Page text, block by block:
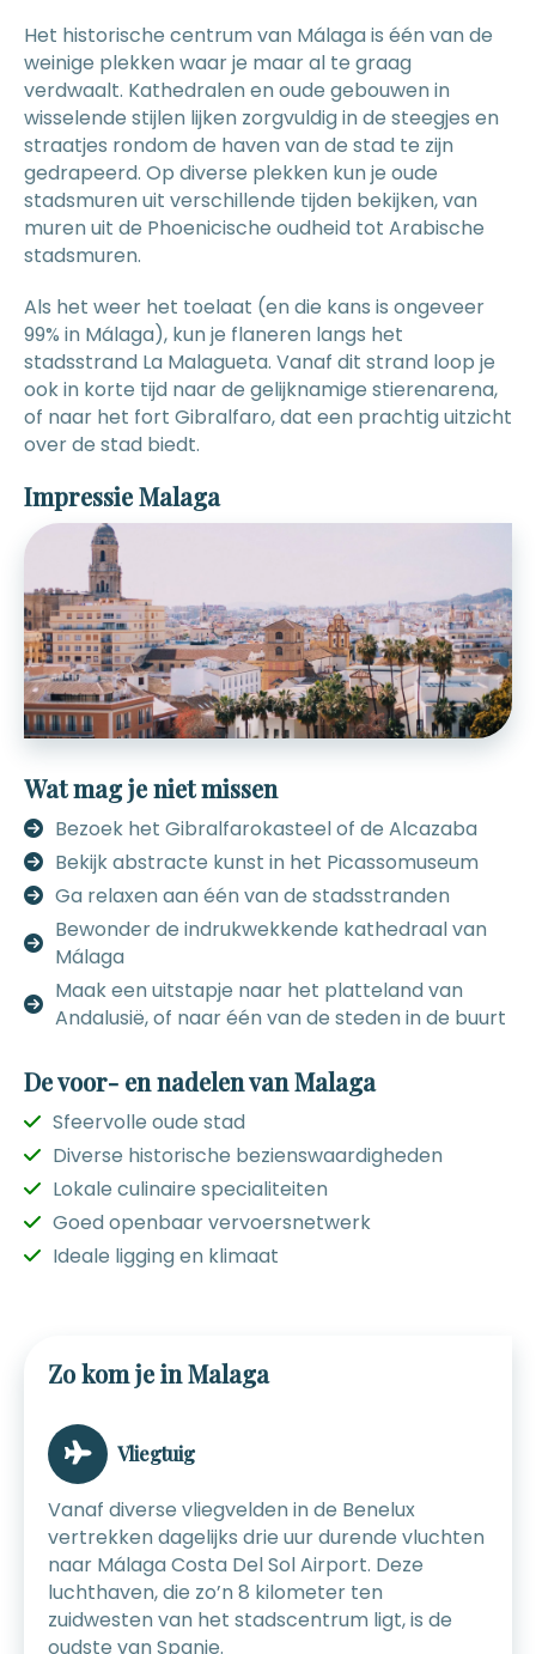
Het historische centrum van Málaga is één van de
weinige plekken waar je maar al te graag
verdwaalt. Kathedralen en oude gebouwen in
wisselende stijlen lijken zorgvuldig in de steegjes en
straatjes rondom de haven van de stad te zijn
gedrapeerd. Op diverse plekken kun je oude
stadsmuren uit verschillende tijden bekijken, van
muren uit de Phoenicische oudheid tot Arabische
stadsmuren.
Als het weer het toelaat (en die kans is ongeveer
99% in Málaga), kun je flaneren langs het
stadsstrand La Malagueta. Vanaf dit strand loop je
ook in korte tijd naar de gelijknamige stierenarena,
of naar het fort Gibralfaro, dat een prachtig uitzicht
over de stad biedt.
Impressie Malaga
Wat mag je niet missen
Bezoek het Gibralfarokasteel of de Alcazaba
Bekijk abstracte kunst in het Picassomuseum
Ga relaxen aan één van de stadsstranden
Bewonder de indrukwekkende kathedraal van
Málaga
Maak een uitstapje naar het platteland van
Andalusië, of naar één van de steden in de buurt
De voor- en nadelen van Malaga
Sfeervolle oude stad
Diverse historische bezienswaardigheden
Lokale culinaire specialiteiten
Goed openbaar vervoersnetwerk
Ideale ligging en klimaat
Zo kom je in Malaga
Vliegtuig
Vanaf diverse vliegvelden in de Benelux
vertrekken dagelijks drie uur durende vluchten
naar Málaga Costa Del Sol Airport. Deze
luchthaven, die zo’n 8 kilometer ten
zuidwesten van het stadscentrum ligt, is de
oudste van Spanje.